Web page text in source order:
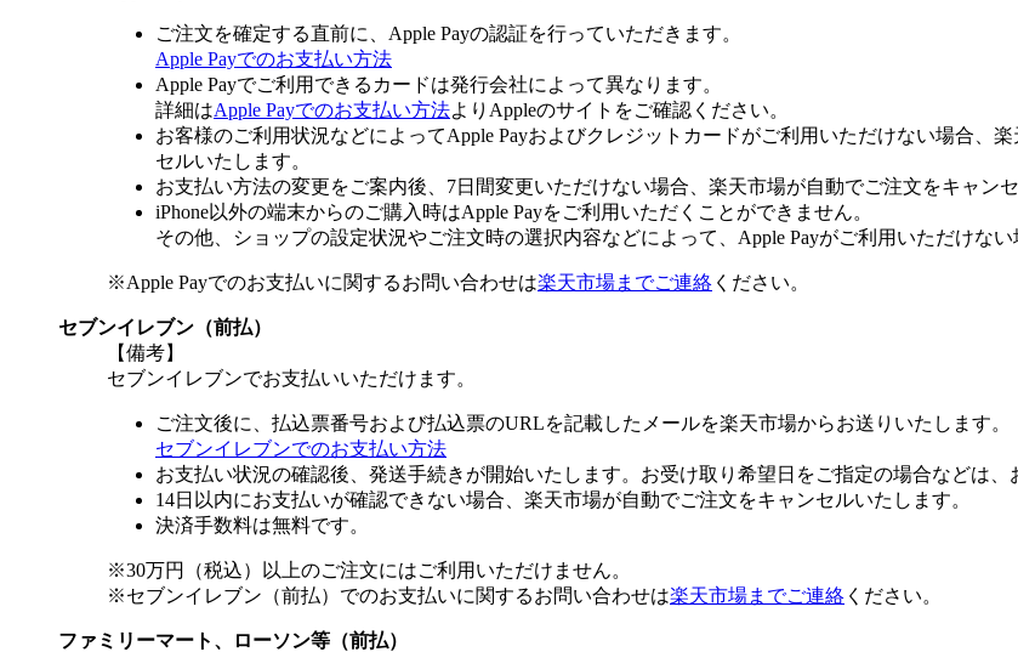
ご注文を確定する直前に、Apple Payの認証を行っていただきます。
Apple Payでのお支払い方法
Apple Payでご利用できるカードは発行会社によって異なります。
詳細はApple Payでのお支払い方法よりAppleのサイトをご確認ください。
お客様のご利用状況などによってApple Payおよびクレジットカードがご利用いただけない場合、
セルいたします。
お支払い方法の変更をご案内後、7日間変更いただけない場合、楽天市場が自動でご注文をキャンセ
iPhone以外の端末からのご購入時はApple Payをご利用いただくことができません。
その他、ショップの設定状況やご注文時の選択内容などによって、Apple Payがご利用いただけない
※Apple Payでのお支払いに関するお問い合わせは楽天市場までご連絡 ください。
セブンイレブン（前払）
【備考】
セブンイレブンでお支払いいただけます。
ご注文後に、払込票番号および払込票のURLを記載したメールを楽天市場からお送りいたします。
セブンイレブンでのお支払い方法
お支払い状況の確認後、発送手続きが開始いたします。お受け取り希望日をご指定の場合などは、
14日以内にお支払いが確認できない場合、楽天市場が自動でご注文をキャンセルいたします。
決済手数料は無料です。
※30万円（税込）以上のご注文にはご利用いただけません。
※セブンイレブン（前払）でのお支払いに関するお問い合わせは楽天市場までご連絡 ください。
ファミリーマート、ローソン等（前払）